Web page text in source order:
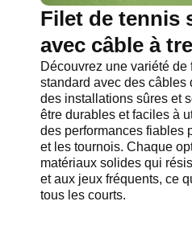
Filet de tennis
avec câble à
Découvrez une variété de
standard avec des câbles
des installations sûres et
être durables et faciles à
des performances fiables
et les tournois. Chaque
matériaux solides qui
et aux jeux fréquents, ce
tous les courts.